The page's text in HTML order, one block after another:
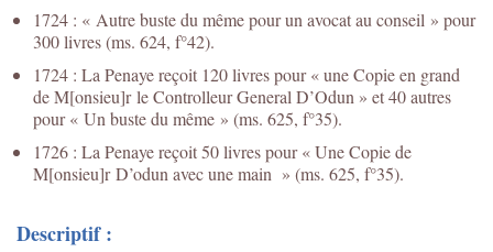
1724 : « Autre buste du même pour un avocat au conseil » pour
300 livres (ms. 624, f°42).
1724 : La Penaye reçoit 120 livres pour « une Copie en grand
de M[onsieu]r le Controlleur General D’Odun » et 40 autres
pour « Un buste du même » (ms. 625, f°35).
1726 : La Penaye reçoit 50 livres pour « Une Copie de
M[onsieu]r D’odun avec une main » (ms. 625, f°35).
Descriptif :